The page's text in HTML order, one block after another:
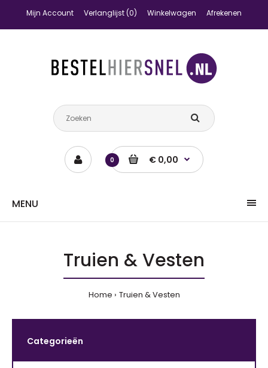
Mijn Account Verlanglijst (0) Winkelwagen Afrekenen
0 € 0,00
MENU
Truien & Vesten
Home Truien & Vesten
Categorieën